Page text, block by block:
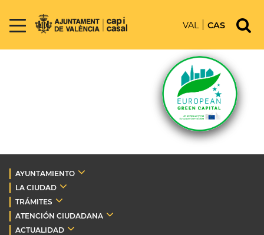
VAL CAS
AYUNTAMIENTO
LA CIUDAD
TRÁMITES
ATENCIÓN CIUDADANA
ACTUALIDAD